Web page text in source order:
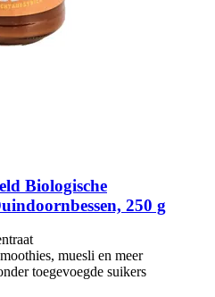
Biologische
250 g
muesli en meer
toegevoegde suikers